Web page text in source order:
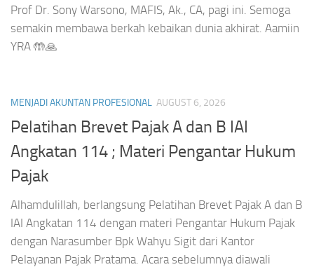
Prof Dr. Sony Warsono, MAFIS, Ak., CA, pagi ini. Semoga
semakin membawa berkah kebaikan dunia akhirat. Aamiin
YRA 🤲🙏
MENJADI AKUNTAN PROFESIONAL AUGUST 6, 2026
Pelatihan Brevet Pajak A dan B IAI
Angkatan 114 ; Materi Pengantar Hukum
Pajak
Alhamdulillah, berlangsung Pelatihan Brevet Pajak A dan B
IAI Angkatan 114 dengan materi Pengantar Hukum Pajak
dengan Narasumber Bpk Wahyu Sigit dari Kantor
Pelayanan Pajak Pratama. Acara sebelumnya diawali